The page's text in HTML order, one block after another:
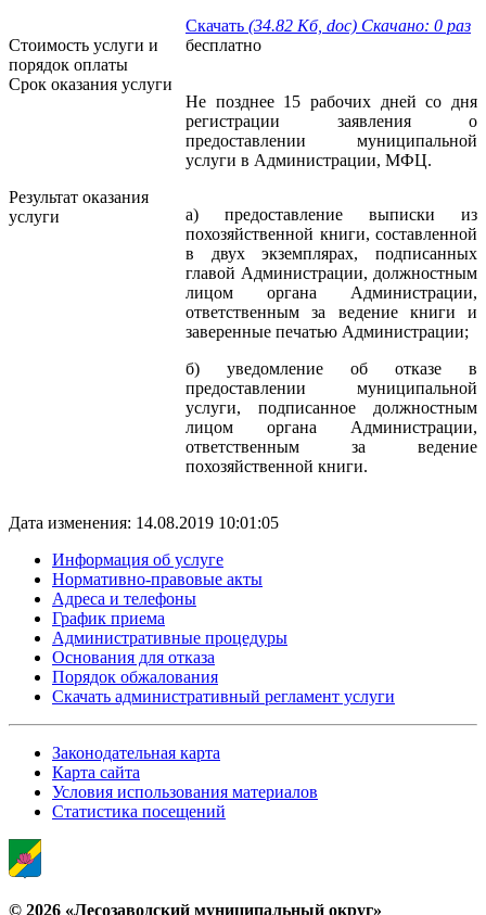
Скачать (34.82 Кб, doc) Скачано: 0 раз
Стоимость услуги и
порядок оплаты
бесплатно
Cрок оказания услуги
Не позднее 15 рабочих дней со дня
регистрации заявления о
предоставлении муниципальной
услуги в Администрации, МФЦ.
Результат оказания
услуги
а) предоставление выписки из
похозяйственной книги, составленной
в двух экземплярах, подписанных
главой Администрации, должностным
лицом органа Администрации,
ответственным за ведение книги и
заверенные печатью Администрации;
б) уведомление об отказе в
предоставлении муниципальной
услуги, подписанное должностным
лицом органа Администрации,
ответственным за ведение
похозяйственной книги.
Дата изменения: 14.08.2019 10:01:05
Информация об услуге
Нормативно-правовые акты
Адреса и телефоны
График приема
Административные процедуры
Основания для отказа
Порядок обжалования
Скачать административный регламент услуги
Законодательная карта
Карта сайта
Условия использования материалов
Статистика посещений
© 2026 «Лесозаводский муниципальный округ»